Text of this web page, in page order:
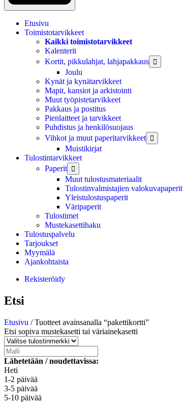
Etusivu
Toimistotarvikkeet
Kaikki toimistotarvikkeet
Kalenterit
Kortit, pikkulahjat, lahjapakkaus

Joulu
Kynät ja kynätarvikkeet
Mapit, kansiot ja arkistointi
Muut työpistetarvikkeet
Pakkaus ja postitus
Pienlaitteet ja tarvikkeet
Puhdistus ja henkilösuojaus
Vihkot ja muut paperitarvikkeet

Muistikirjat
Tulostintarvikkeet
Paperit

Muut tulostusmateriaalit
Tulostinvalmistajien valokuvapaperit
Yleistulostuspaperit
Väripaperit
Tulostimet
Mustekasettihaku
Tulostuspalvelu
Tarjoukset
Myymälä
Ajankohtaista
Rekisteröidy
Etsi
Etusivu / Tuotteet avainsanalla “pakettikortti”
Etsi sopiva mustekasetti tai väriainekasetti
Lähetetään / noudettavissa:
Heti
1-2 päivää
3-5 päivää
5-10 päivää